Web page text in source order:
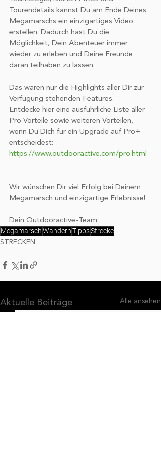
geben wir Informationen zu Ihrer
Verwendung unserer Website an
unsere Partner für soziale Medien,
Werbung und Analysen weiter. Unsere
Partner führen diese Informationen
möglicherweise mit weiteren Daten
haben oder die sie im Rahmen Ihrer
Nutzung der Dienste gesammelt
haben.
Tourendetails kannst Du am Ende Deines
Megamarschs ein einzigartiges Video
erstellen. Dadurch hast Du die
Möglichkeit, Dein Abenteuer immer
wieder zu erleben und Deine Freunde
daran teilhaben zu lassen.
Das waren nur die Highlights aller Dir zur
Verfügung stehenden Features.
Entdecke hier eine ausführliche Liste aller
Pro Vorteile sowie weiteren Vorteilen,
wenn Du Dich für ein Upgrade auf Pro+
entscheidest:
https://www.outdooractive.com/pro.html
Wir wünschen Dir viel Erfolg bei Deinem
Megamarsch und einzigartige Erlebnisse!
Dein Outdooractive-Team
MegamarschWandernTippsStrecke
STRECKEN
Aktuelle Beiträge Alle ansehen